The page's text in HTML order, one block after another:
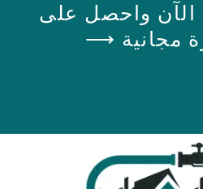
الآن واحصل على
مجانية ⟶